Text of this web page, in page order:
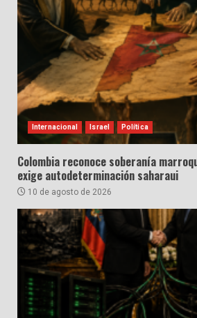
Internacional Israel Política
Colombia reconoce soberanía
exige autodeterminación saharaui
10 de agosto de 2026